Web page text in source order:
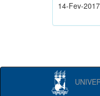
14-Fev-2017